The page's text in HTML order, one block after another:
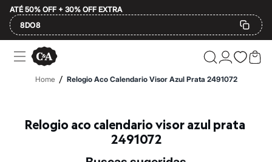
ATÉ 50% OFF + 30% OFF EXTRA
8DO8
Ofertas
Compre por Departamento
Feminino
Mindse7
Plus Size
Home / Relogio Aco Calendario Visor Azul Prata 2491072
Relogio aco calendario visor azul prata
2491072